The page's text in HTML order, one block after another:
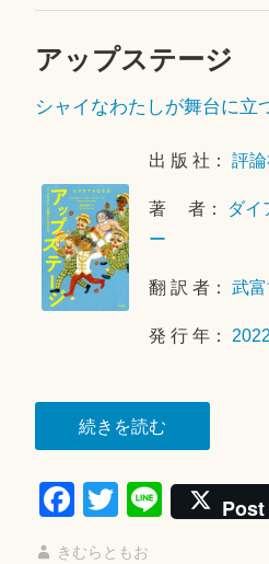
て”
アップステージ
シャイなわたしが舞台に立
出 版 社：評
著 者：
ダイ
ー
翻 訳 者：武
発 行 年：
続きを読む“ア
ッ
プ
ス
Fa
ce
T
wi
Li
ne
Post
きむらともお
2
2
1
月
日